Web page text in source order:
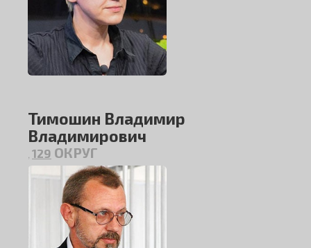
Тимошин Владимир
Владимирович
129 ОКРУГ